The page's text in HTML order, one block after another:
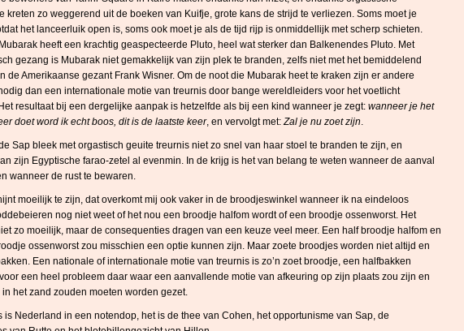
kreten zo weggerend uit de boeken van Kuifje, grote kans de strijd te verliezen. Soms moet je
het lanceerluik open is, soms ook moet je als de tijd rijp is onmiddellijk met scherp schieten.
heeft een krachtig geaspecteerde Pluto, heel wat sterker dan Balkenendes Pluto. Met
gezang is Mubarak niet gemakkelijk van zijn plek te branden, zelfs niet met het bemiddelend
de Amerikaanse gezant Frank Wisner. Om de noot die Mubarak heet te kraken zijn er andere
dan een internationale motie van treurnis door bange wereldleiders voor het voetlicht
resultaat bij een dergelijke aanpak is hetzelfde als bij een kind wanneer je zegt: wanneer je het
doet word ik echt boos, dit is de laatste keer, en vervolgt met:Zal je nu zoet zijn.
Sap bleek met orgastisch geuite treurnis niet zo snel van haar stoel te branden te zijn, en
zijn Egyptische farao-zetel al evenmin. In de krijg is het van belang te weten wanneer de aanval
wanneer de rust te bewaren.
moeilijk te zijn, dat overkomt mij ook vaker in de broodjeswinkel wanneer ik na eindeloos
nog niet weet of het nou een broodje halfom wordt of een broodje ossenworst. Het
zo moeilijk, maar de consequenties dragen van een keuze veel meer. Een half broodje halfom en
ossenworst zou misschien een optie kunnen zijn. Maar zoete broodjes worden niet altijd en
Een nationale of internationale motie van treurnis is zo’n zoet broodje, een halfbakken
een heel probleem daar waar een aanvallende motie van afkeuring op zijn plaats zou zijn en
het zand zouden moeten worden gezet.
is Nederland in een notendop, het is de thee van Cohen, het opportunisme van Sap, de